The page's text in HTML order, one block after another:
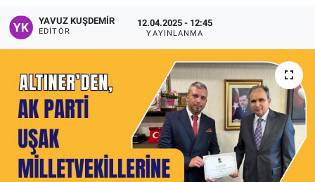
YAVUZ KUŞDEMIR
EDITÖR
12.04.2025 - 12:45
YAYINLANMA
Sağlık
Spor
Uşak Haberleri